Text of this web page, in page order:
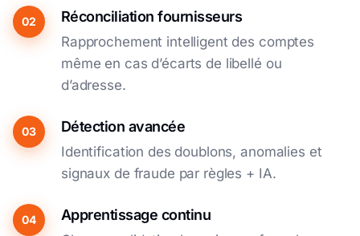
02 Réconciliation fournisseurs
Rapprochement intelligent des comptes
même en cas d’écarts de libellé ou
d’adresse.
03 Détection avancée
Identification des doublons, anomalies et
signaux de fraude par règles + IA.
04 Apprentissage continu